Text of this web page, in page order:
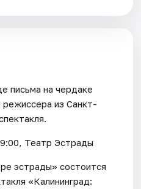
письма на чердаке
режиссера из Санкт-
Театр Эстрады
эстрады» состоится
«Калининград: